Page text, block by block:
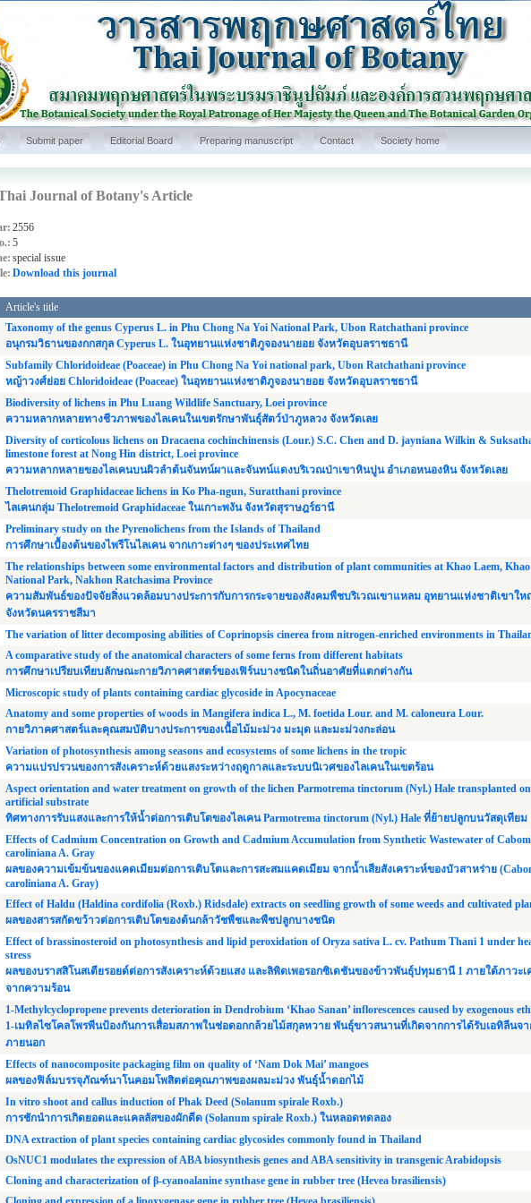
Submit paper Editorial Board Preparing manuscript Contact Society home
Journal of Botany's Article
2556
5
special issue
Download this journal
Article's title
Taxonomy of the genus Cyperus L. in Phu Chong Na Yoi National Park, Ubon Ratchathani province
อนุกรมวิธานของกกสกุล Cyperus L. ในอุทยานแห่งชาติภูจองนายอย จังหวัดอุบลราชธานี
Subfamily Chloridoideae (Poaceae) in Phu Chong Na Yoi national park, Ubon Ratchathani province
หญ้าวงศ์ย่อย Chloridoideae (Poaceae) ในอุทยานแห่งชาติภูจองนายอย จังหวัดอุบลราชธานี
Biodiversity of lichens in Phu Luang Wildlife Sanctuary, Loei province
ความหลากหลายทางชีวภาพของไลเคนในเขตรักษาพันธุ์สัตว์ป่าภูหลวง จังหวัดเลย
Diversity of corticolous lichens on Dracaena cochinchinensis (Lour.) S.C. Chen and D. jayniana Wilkin &
limestone forest at Nong Hin district, Loei province
ความหลากหลายของไลเคนบนผิวลำต้นจันทน์ผาและจันทน์แดงบริเวณป่าเขาหินปูน อำเภอหนองหิน จังหวัดเลย
Thelotremoid Graphidaceae lichens in Ko Pha-ngun, Suratthani province
ไลเคนกลุ่ม Thelotremoid Graphidaceae ในเกาะพงัน จังหวัดสุราษฎร์ธานี
Preliminary study on the Pyrenolichens from the Islands of Thailand
การศึกษาเบื้องต้นของไพรีโนไลเคน จากเกาะต่างๆ ของประเทศไทย
The relationships between some environmental factors and distribution of plant communities at Khao Laem,
National Park, Nakhon Ratchasima Province
ความสัมพันธ์ของปัจจัยสิ่งแวดล้อมบางประการกับการกระจายของสังคมพืชบริเวณเขาแหลม อุทยานแห่งชาติเขาให
จังหวัดนครราชสีมา
The variation of litter decomposing abilities of Coprinopsis cinerea from nitrogen-enriched environments in
A comparative study of the anatomical characters of some ferns from different habitats
การศึกษาเปรียบเทียบลักษณะกายวิภาคศาสตร์ของเฟิร์นบางชนิดในถิ่นอาศัยที่แตกต่างกัน
Microscopic study of plants containing cardiac glycoside in Apocynaceae
Anatomy and some properties of woods in Mangifera indica L., M. foetida Lour. and M. caloneura Lour.
กายวิภาคศาสตร์และคุณสมบัติบางประการของเนื้อไม้มะม่วง มะมุด และมะม่วงกะล่อน
Variation of photosynthesis among seasons and ecosystems of some lichens in the tropic
ความแปรปรวนของการสังเคราะห์ด้วยแสงระหว่างฤดูกาลและระบบนิเวศของไลเคนในเขตร้อน
Aspect orientation and water treatment on growth of the lichen Parmotrema tinctorum (Nyl.) Hale transplanted on
artificial substrate
ทิศทางการรับแสงและการให้น้ำต่อการเติบโตของไลเคน Parmotrema tinctorum (Nyl.) Hale ที่ย้ายปลูกบนวัสดุเทียม
Effects of Cadmium Concentration on Growth and Cadmium Accumulation from Synthetic Wastewater of
caroliniana A. Gray
ผลของความเข้มข้นของแคดเมียมต่อการเติบโตและการสะสมแคดเมียม จากน้ำเสียสังเคราะห์ของบัวสาหร่าย
caroliniana A. Gray)
Effect of Haldu (Haldina cordifolia (Roxb.) Ridsdale) extracts on seedling growth of some weeds and cultivated
ผลของสารสกัดขว้าวต่อการเติบโตของต้นกล้าวัชพืชและพืชปลูกบางชนิด
Effect of brassinosteroid on photosynthesis and lipid peroxidation of Oryza sativa L. cv. Pathum Thani 1 under
stress
ผลของบราสสิโนสเตียรอยด์ต่อการสังเคราะห์ด้วยแสง และลิพิดเพอรอกซิเดชันของข้าวพันธุ์ปทุมธานี 1 ภายใต้ภาวะเ
จากความร้อน
1-Methylcyclopropene prevents deterioration in Dendrobium ‘Khao Sanan’ inflorescences caused by exogenous
1-เมทิลไซโคลโพรพีนป้องกันการเสื่อมสภาพในช่อดอกกล้วยไม้สกุลหวาย พันธุ์ขาวสนานที่เกิดจากการได้รับเอทิลีนจา
ภายนอก
Effects of nanocomposite packaging film on quality of ‘Nam Dok Mai’ mangoes
ผลของฟิล์มบรรจุภัณฑ์นาโนคอมโพสิตต่อคุณภาพของผลมะม่วง พันธุ์น้ำดอกไม้
In vitro shoot and callus induction of Phak Deed (Solanum spirale Roxb.)
การชักนำการเกิดยอดและแคลลัสของผักดีด (Solanum spirale Roxb.) ในหลอดทดลอง
DNA extraction of plant species containing cardiac glycosides commonly found in Thailand
OsNUC1 modulates the expression of ABA biosynthesis genes and ABA sensitivity in transgenic Arabidopsis
Cloning and characterization of β-cyanoalanine synthase gene in rubber tree (Hevea brasiliensis)